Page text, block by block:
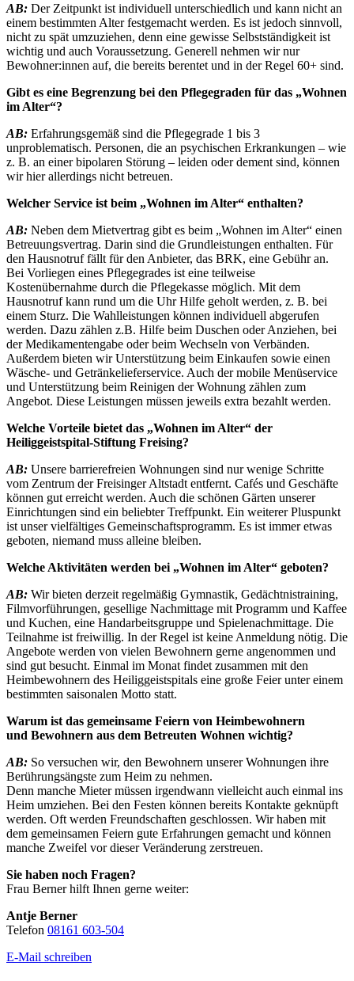
AB: Der Zeitpunkt ist individuell unterschiedlich und kann nicht an
einem bestimmten Alter festgemacht werden. Es ist jedoch sinnvoll,
nicht zu spät umzuziehen, denn eine gewisse Selbstständigkeit ist
wichtig und auch Voraussetzung. Generell nehmen wir nur
Bewohner:innen auf, die bereits berentet und in der Regel 60+ sind.
Gibt es eine Begrenzung bei den Pflegegraden für das „Wohnen
im Alter“?
AB: Erfahrungsgemäß sind die Pflegegrade 1 bis 3
unproblematisch. Personen, die an psychischen Erkrankungen – wie
z. B. an einer bipolaren Störung – leiden oder dement sind, können
wir hier allerdings nicht betreuen.
Welcher Service ist beim „Wohnen im Alter“ enthalten?
AB: Neben dem Mietvertrag gibt es beim „Wohnen im Alter“ einen
Betreuungsvertrag. Darin sind die Grundleistungen enthalten. Für
den Hausnotruf fällt für den Anbieter, das BRK, eine Gebühr an.
Bei Vorliegen eines Pflegegrades ist eine teilweise
Kostenübernahme durch die Pflegekasse möglich. Mit dem
Hausnotruf kann rund um die Uhr Hilfe geholt werden, z. B. bei
einem Sturz. Die Wahlleistungen können individuell abgerufen
werden. Dazu zählen z.B. Hilfe beim Duschen oder Anziehen, bei
der Medikamentengabe oder beim Wechseln von Verbänden.
Außerdem bieten wir Unterstützung beim Einkaufen sowie einen
Wäsche- und Getränkelieferservice. Auch der mobile Menüservice
und Unterstützung beim Reinigen der Wohnung zählen zum
Angebot. Diese Leistungen müssen jeweils extra bezahlt werden.
Welche Vorteile bietet das „Wohnen im Alter“ der
Heiliggeistspital-Stiftung Freising?
AB: Unsere barrierefreien Wohnungen sind nur wenige Schritte
vom Zentrum der Freisinger Altstadt entfernt. Cafés und Geschäfte
können gut erreicht werden. Auch die schönen Gärten unserer
Einrichtungen sind ein beliebter Treffpunkt. Ein weiterer Pluspunkt
ist unser vielfältiges Gemeinschaftsprogramm. Es ist immer etwas
geboten, niemand muss alleine bleiben.
Welche Aktivitäten werden bei „Wohnen im Alter“ geboten?
AB: Wir bieten derzeit regelmäßig Gymnastik, Gedächtnistraining,
Filmvorführungen, gesellige Nachmittage mit Programm und Kaffee
und Kuchen, eine Handarbeitsgruppe und Spielenachmittage. Die
Teilnahme ist freiwillig. In der Regel ist keine Anmeldung nötig. Die
Angebote werden von vielen Bewohnern gerne angenommen und
sind gut besucht. Einmal im Monat findet zusammen mit den
Heimbewohnern des Heiliggeistspitals eine große Feier unter einem
bestimmten saisonalen Motto statt.
Warum ist das gemeinsame Feiern von Heimbewohnern
und Bewohnern aus dem Betreuten Wohnen wichtig?
AB: So versuchen wir, den Bewohnern unserer Wohnungen ihre
Berührungsängste zum Heim zu nehmen.
Denn manche Mieter müssen irgendwann vielleicht auch einmal ins
Heim umziehen. Bei den Festen können bereits Kontakte geknüpft
werden. Oft werden Freundschaften geschlossen. Wir haben mit
dem gemeinsamen Feiern gute Erfahrungen gemacht und können
manche Zweifel vor dieser Veränderung zerstreuen.
Sie haben noch Fragen?
Frau Berner hilft Ihnen gerne weiter:
Antje Berner
Telefon 08161 603-504
E-Mail schreiben